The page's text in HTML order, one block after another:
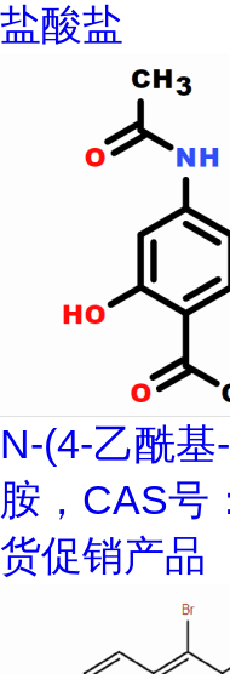
盐酸盐
N-(4-乙酰
胺，CAS号
货促销产品